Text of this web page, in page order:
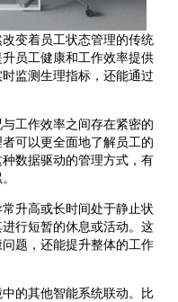
变着员工状态管理的传统
员工健康和工作效率提供
监测生理指标，还能通过
工作效率之间存在紧密的
可以更全面地了解员工的
数据驱动的管理方式，有
升高或长时间处于静止状
行短暂的休息或活动。这
题，还能提升整体的工作
的其他智能系统联动。比